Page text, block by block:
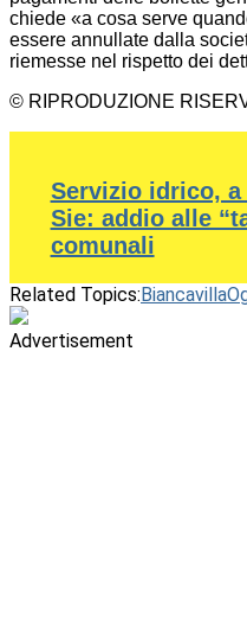
chiede «a cosa serve
essere annullate dalla
riemesse nel rispetto dei
© RIPRODUZIONE
Servizio idrico, a
Sie: addio alle
comunali
Related Topics:
Advertisement